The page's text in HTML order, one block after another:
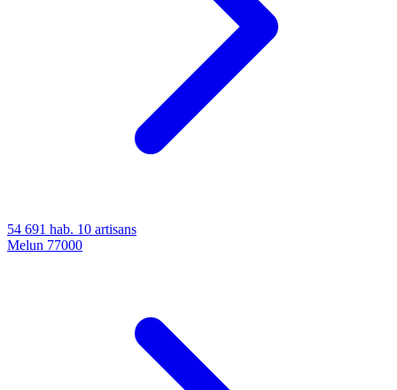
54 691 hab. 10 artisans
Melun 77000